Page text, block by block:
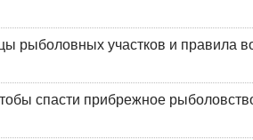
рыболовных участков и правила
спасти прибрежное